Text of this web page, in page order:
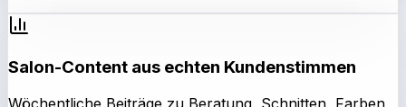
Salon-Content aus echten Kundenstimmen
Wöchentliche Beiträge zu Beratung, Schnitten, Farben